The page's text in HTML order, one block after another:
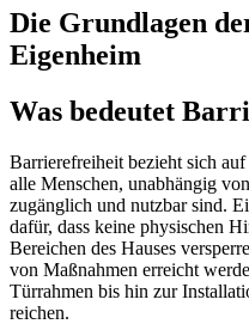
Die Grundlagen
Eigenheim
Was bedeutet
Barrierefreiheit bezieht sich
alle Menschen, unabhängig
zugänglich und nutzbar sind.
dafür, dass keine physischen
Bereichen des Hauses
von Maßnahmen erreicht
Türrahmen bis hin zur
reichen.